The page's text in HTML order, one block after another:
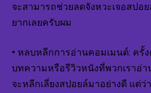
จะสามารถช่วยลดจังหวะเจอสปอ
ยากเลยครับผม
• หลบหลีกการอ่านคอมเมนต์: ครั้
บทความหรือรีวิวหนังที่พวกเราอ่า
จะหลีกเลี่ยงสปอยล์มาอย่างดี แต่